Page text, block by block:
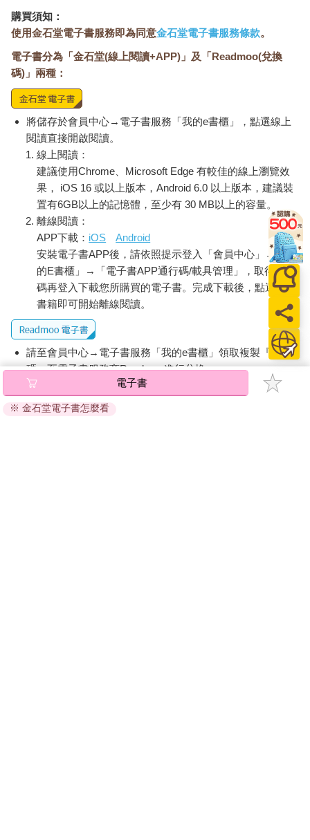
購買須知：
使用金石堂電子書服務即為同意金石堂電子書服務條款。
電子書分為「金石堂(線上閱讀+APP)」及「Readmoo(兌換
碼)」兩種：
將儲存於會員中心→電子書服務「我的e書櫃」，點選線上
閱讀直接開啟閱讀。
線上閱讀：
建議使用Chrome、Microsoft Edge 有較佳的線上瀏覽效
果， iOS 16 或以上版本，Android 6.0 以上版本，建議裝
置有6GB以上的記憶體，至少有 30 MB以上的容量。
離線閱讀：
APP下載： iOS
Android
安裝電子書APP後，請依照提示登入「會員中心」→「我
的E書櫃」→「電子書APP通行碼/載具管理」，取得通行
碼再登入下載您所購買的電子書。完成下載後，點選任一
書籍即可開始離線閱讀。
請至會員中心→電子書服務「我的e書櫃」領取複製『兌換
碼』至電子書服務商Readmoo進行兌換。
退換貨須知：
因版權保護，您在金石堂所購買的電子書僅能以金石堂專屬
電子書
※ 金石堂電子書怎麼看